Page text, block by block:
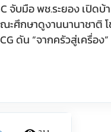
จับมือ พช.ระยอง เปิด
ะศึกษาดูงานนานาชาติ
ดัน “จากครัวสู่เครื่อง”